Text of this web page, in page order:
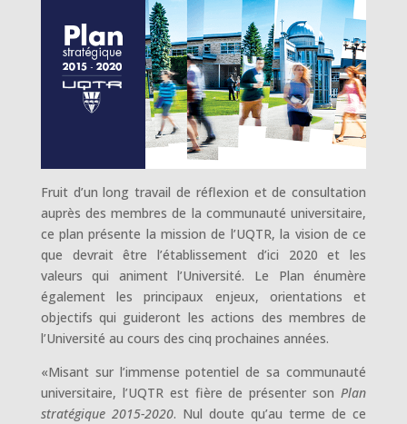
Fruit d’un long travail de réflexion et de consultation
auprès des membres de la communauté universitaire,
ce plan présente la mission de l’UQTR, la vision de ce
que devrait être l’établissement d’ici 2020 et les
valeurs qui animent l’Université. Le Plan énumère
également les principaux enjeux, orientations et
objectifs qui guideront les actions des membres de
l’Université au cours des cinq prochaines années.
«Misant sur l’immense potentiel de sa communauté
universitaire, l’UQTR est fière de présenter son Plan
stratégique 2015-2020. Nul doute qu’au terme de ce